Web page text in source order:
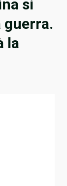
si
guerra.
la